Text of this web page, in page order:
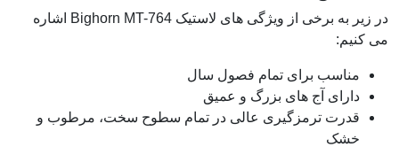
در زیر به برخی از ویژگی های لاستیک Bighorn MT-764 اشاره
می کنیم:
مناسب برای تمام فصول سال
دارای آج های بزرگ و عمیق
قدرت ترمزگیری عالی در تمام سطوح سخت، مرطوب و
خشک